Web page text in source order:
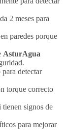
2 meses para
paredes porque
AsturAgua
detectar
torque correcto
signos de
para mejorar